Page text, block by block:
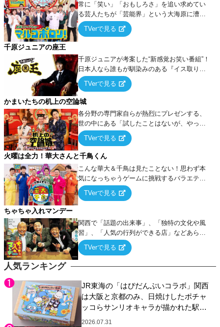
人気ランキング
JR東海の「はぴだんぶいコラボ」関西
は大阪と京都のみ、日焼けしたポチャ
ッコらサンリオキャラが描かれた駅弁
やグッズが登場
2026.07.31
常に「笑い」「おもしろさ」を追い求めてい
る芸人たちが「芸能界」という大海原に漕ぎ
出でて、新たなオモシロ人間を発掘する！
TVerで見る
千原ジュニアの座王
千原ジュニアが考案した“新感覚お笑い番組”！
日本人なら誰もが馴染みのある『イス取りゲ
ーム』をベースに、大喜利・ギャグ・モノボ
ケ・歌…など様々なお題で芸人がショートネ
タを競い合う！
TVerで見る
かまいたちの机上の空論城
各分野の専門家自らが熱烈にプレゼンする、
世の中にある「試したことはないが、やって
みたらこうなる！…ハズ」という“机上の空
論”に若手芸人らがカラダを張って挑む！
TVerで見る
火曜は全力！華大さんと千鳥くん
こんな華大＆千鳥は見たことない！思わず本
気になっちゃうゲームに挑戦するバラエティ
ー！
TVerで見る
ちゃちゃ入れマンデー
関西で「話題の出来事」、「独特の文化や風
習」、「人気の行列ができる店」などあらゆ
るテーマについて好き放題にちゃちゃを入れ
ていく関西色を前面に押し出したトークバラ
TVerで見る